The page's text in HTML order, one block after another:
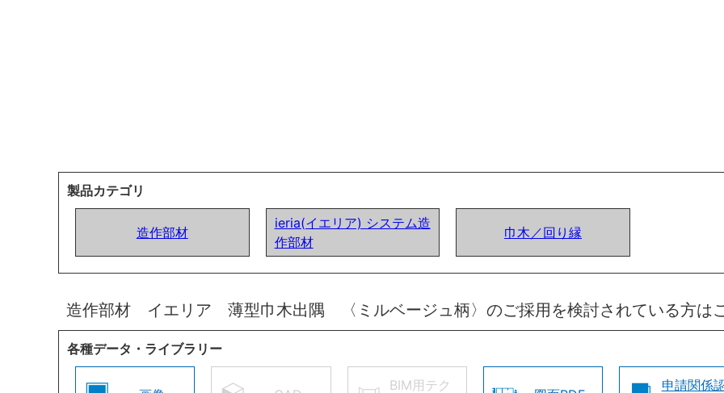
製品カテゴリ
造作部材
ieria(イエリア) システム造
作部材
巾木／回り縁
造作部材 イエリア 薄型巾木出隅 〈ミルベージュ柄〉のご採用を検討されている方は
各種データ・ライブラリー
BIM用テク
申請関係